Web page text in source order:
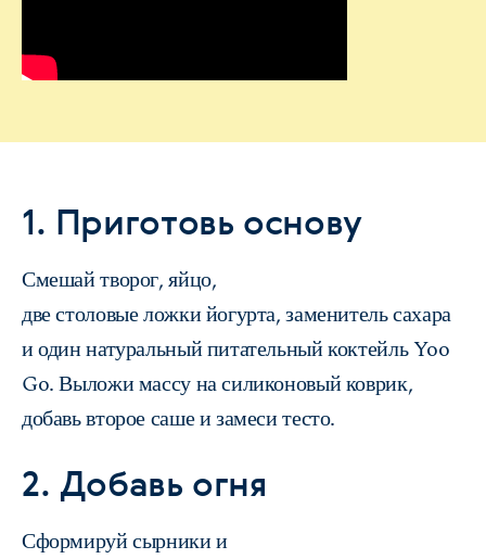
1. Приготовь основу
Смешай творог, яйцо,
две столовые ложки йогурта, заменитель сахара
и один натуральный питательный коктейль Yoo
Go. Выложи массу на силиконовый коврик,
добавь второе саше и замеси тесто.
2. Добавь огня
Сформируй сырники и